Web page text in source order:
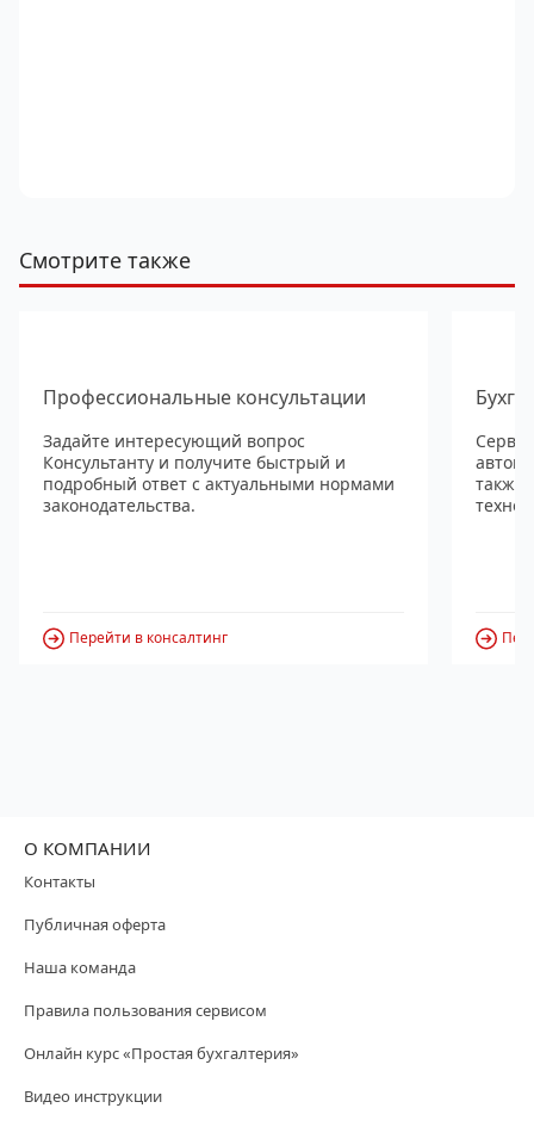
Смотрите также
Профессиональные консультации
Задайте интересующий вопрос
Консультанту и получите быстрый и
подробный ответ с актуальными нормами
законодательства.
Перейти в консалтинг
также
О КОМПАНИИ
Контакты
Публичная оферта
Наша команда
Правила пользования сервисом
Онлайн курс «Простая бухгалтерия»
Видео инструкции